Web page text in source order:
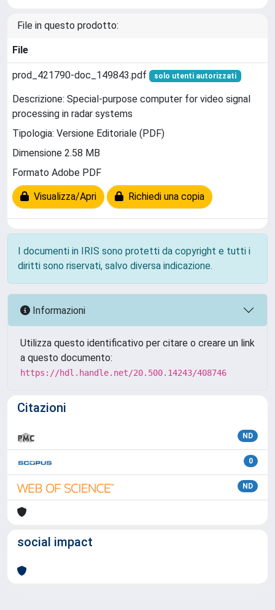
File in questo prodotto:
File
prod_421790-doc_149843.pdf solo utenti autorizzati
Descrizione: Special-purpose computer for video signal
processing in radar systems
Tipologia: Versione Editoriale (PDF)
Dimensione 2.58 MB
Formato Adobe PDF
Visualizza/Apri Richiedi una copia
I documenti in IRIS sono protetti da copyright e tutti i
diritti sono riservati, salvo diversa indicazione.
Informazioni
Utilizza questo identificativo per citare o creare un link
a questo documento:
https://hdl.handle.net/20.500.14243/408746
Citazioni
ND
0
ND
social impact